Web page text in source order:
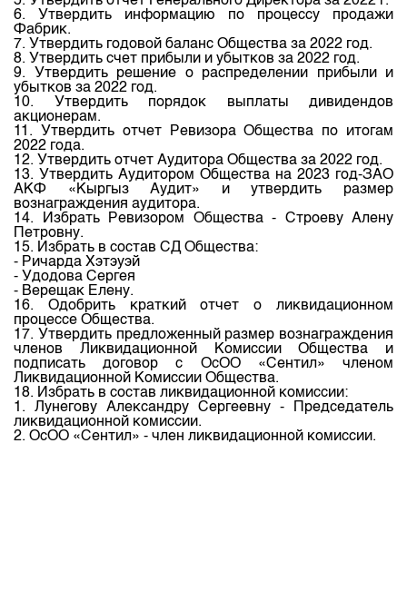
Результаты аукционов ГЦБ
Объем ГЦБ в обращении
Результаты аукционов по депозитам
6. Утвердить информацию по процессу продажи
Фабрик.
7. Утвердить годовой баланс Общества за 2022 год.
8. Утвердить счет прибыли и убытков за 2022 год.
9. Утвердить решение о распределении прибыли и
убытков за 2022 год.
10. Утвердить порядок выплаты дивидендов
акционерам.
11. Утвердить отчет Ревизора Общества по итогам
2022 года.
12. Утвердить отчет Аудитора Общества за 2022 год.
13. Утвердить Аудитором Общества на 2023 год-ЗАО
АКФ «Кыргыз Аудит» и утвердить размер
вознаграждения аудитора.
14. Избрать Ревизором Общества - Строеву Алену
Петровну.
15. Избрать в состав СД Общества:
- Ричарда Хэтэуэй
- Удодова Сергея
- Верещак Елену.
16. Одобрить краткий отчет о ликвидационном
процессе Общества.
17. Утвердить предложенный размер вознаграждения
членов Ликвидационной Комиссии Общества и
подписать договор с ОсОО «Сентил» членом
Ликвидационной Комиссии Общества.
18. Избрать в состав ликвидационной комиссии:
1. Лунегову Александру Сергеевну - Председатель
ликвидационной комиссии.
2. ОсОО «Сентил» - член ликвидационной комиссии.